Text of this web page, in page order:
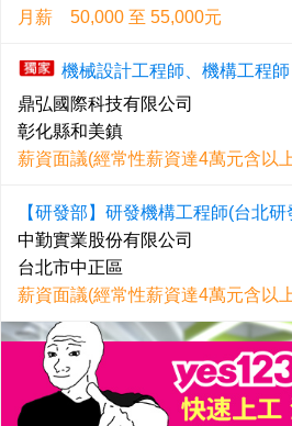
月薪 50,000 至 55,000元
機械設計工程師、機構工程師
鼎弘國際科技有限公司
彰化縣和美鎮
薪資面議(經常性薪資達4萬元含以
【研發部】研發機構工程師(台北研
中勤實業股份有限公司
台北市中正區
薪資面議(經常性薪資達4萬元含以